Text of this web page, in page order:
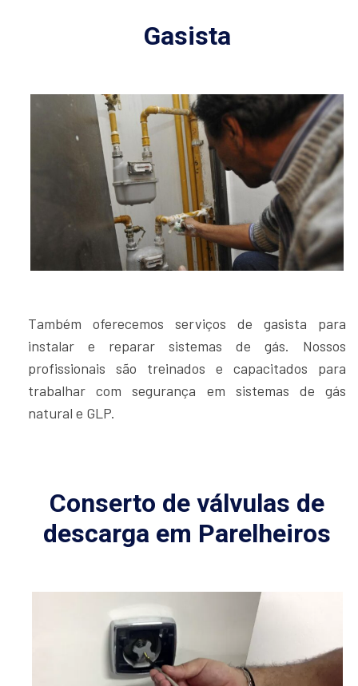
Gasista
Também oferecemos serviços de gasista para
instalar e reparar sistemas de gás. Nossos
profissionais são treinados e capacitados para
trabalhar com segurança em sistemas de gás
natural e GLP.
Conserto de válvulas de
descarga em Parelheiros